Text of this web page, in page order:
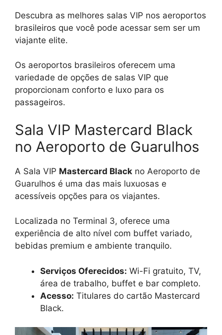
Descubra as melhores salas VIP nos aeroportos
brasileiros que você pode acessar sem ser um
viajante elite.
Os aeroportos brasileiros oferecem uma
variedade de opções de salas VIP que
proporcionam conforto e luxo para os
passageiros.
Sala VIP Mastercard Black
no Aeroporto de Guarulhos
A Sala VIP Mastercard Black no Aeroporto de
Guarulhos é uma das mais luxuosas e
acessíveis opções para os viajantes.
Localizada no Terminal 3, oferece uma
experiência de alto nível com buffet variado,
bebidas premium e ambiente tranquilo.
Serviços Oferecidos: Wi-Fi gratuito, TV,
área de trabalho, buffet e bar completo.
Acesso: Titulares do cartão Mastercard
Black.